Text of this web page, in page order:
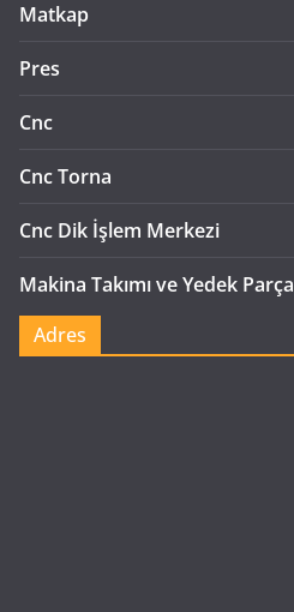
Matkap
Pres
Cnc
Cnc Torna
Cnc Dik İşlem Merkezi
Makina Takımı ve Yedek Parça
Adres